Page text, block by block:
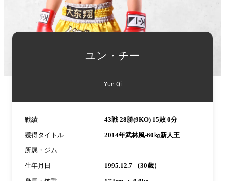
ユン・チー
Yun Qi
戦績 43戦 28勝(9KO) 15敗 0分
獲得タイトル 2014年武林風-60㎏新人王
所属・ジム
生年月日 1995.12.7 （30歳）